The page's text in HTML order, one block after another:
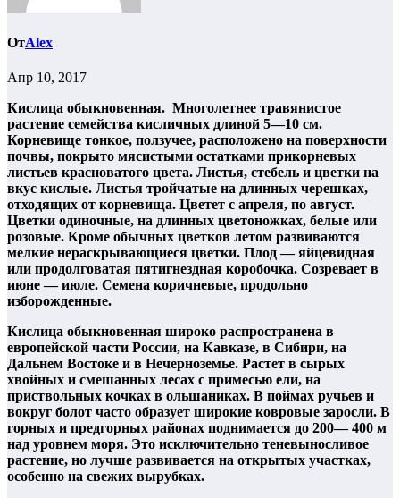
ОтAlex
Апр 10, 2017
Кислица обыкновенная. Многолетнее травянистое
растение семейства кисличных длиной 5—10 см.
Корневище тонкое, ползучее, расположено на поверхности
почвы, покрыто мясистыми остатками прикорневых
листьев красноватого цвета. Листья, стебель и цветки на
вкус кислые. Листья тройчатые на длинных черешках,
отходящих от корневища. Цветет с апреля, по август.
Цветки одиночные, на длинных цветоножках, белые или
розовые. Кроме обычных цветков летом развиваются
мелкие нераскрывающиеся цветки. Плод — яйцевидная
или продолговатая пятигнездная коробочка. Созревает в
июне — июле. Семена коричневые, продольно
изборожденные.
Кислица обыкновенная широко распространена в
европейской части России, на Кавказе, в Сибири, на
Дальнем Востоке и в Нечерноземье. Растет в сырых
хвойных и смешанных лесах с примесью ели, на
приствольных кочках в ольшаниках. В поймах ручьев и
вокруг болот часто образует широкие ковровые заросли. В
горных и предгорных районах поднимается до 200— 400 м
над уровнем моря. Это исключительно теневыносливое
растение, но лучше развивается на открытых участках,
особенно на свежих вырубках.